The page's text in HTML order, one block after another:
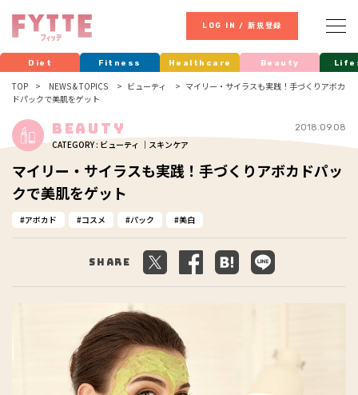
LOG IN / 新規登録
Diet Fitness Healthcare Beauty
TOP NEWS & TOPICS ビューティ
マイリー・サイラスも実践！手づくりアボカ
ドパックで美肌をゲット
Beauty
CATEGORY : ビューティ ｜スキンケア
2018.09.08
マイリー・サイラスも実践！手づくりアボカドパッ
クで美肌をゲット
アボカド コスメ パック 美白
Share